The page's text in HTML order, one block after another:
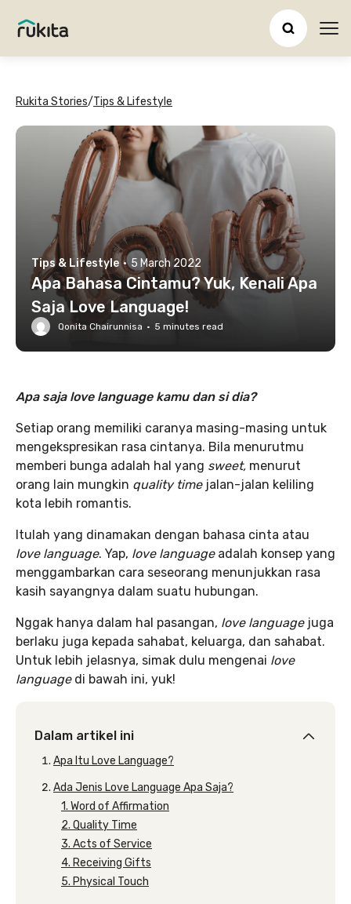
Rukita Stories/Tips & Lifestyle
Tips & Lifestyle · 5 March 2022
Apa Bahasa Cintamu? Yuk, Kenali Apa
Saja Love Language!
Qonita Chairunnisa · 5 minutes read
Apa saja love language kamu dan si dia?
Setiap orang memiliki caranya masing-masing untuk
mengekspresikan rasa cintanya. Bila menurutmu
memberi bunga adalah hal yang sweet, menurut
orang lain mungkin quality timejalan-jalan keliling
kota lebih romantis.
Itulah yang dinamakan dengan bahasa cinta atau
love language. Yap, love languageadalah konsep yang
menggambarkan cara seseorang menunjukkan rasa
kasih sayangnya dalam suatu hubungan.
Nggak hanya dalam hal pasangan, love languagejuga
berlaku juga kepada sahabat, keluarga, dan sahabat.
Untuk lebih jelasnya, simak dulu mengenai love
language di bawah ini, yuk!
Dalam artikel ini
Apa Itu Love Language?
Ada Jenis Love Language Apa Saja?
1. Word of Affirmation
2. Quality Time
3. Acts of Service
4. Receiving Gifts
5. Physical Touch